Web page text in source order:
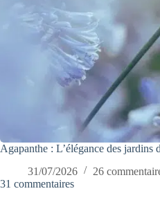
Agapanthe : L’élégance des jardins
31/07/2026
26
31 commentaires